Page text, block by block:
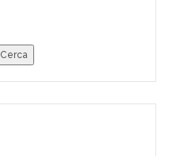
Cerca